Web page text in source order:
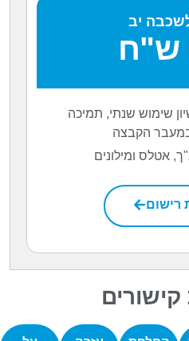
יב
שימוש שנתי, תמיכה
הקבצה
אטלס ומילונים
רישום